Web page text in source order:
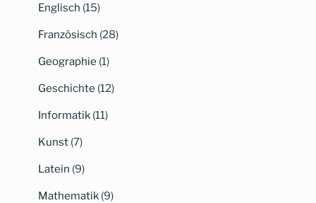
Englisch (15)
Französisch (28)
Geographie (1)
Geschichte (12)
Informatik (11)
Kunst (7)
Latein (9)
Mathematik (9)